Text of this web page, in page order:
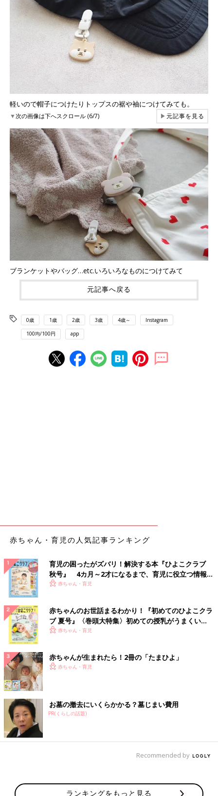
軽いので帽子につけたりトップスの裾や袖につけてみても。
▼次の画像は下へスクロール (6/7) ▶元記事を見る
ブランケットやバッグ…etc.いろいろなものにつけてみて
元記事へ戻る
0歳 1歳 2歳 3歳 4歳～ Instagram
100均/100円 app
赤ちゃん・育児の人気記事ランキング
育児の困ったがズバリ！解決する本『ひよこクラブ
秋号』 4カ月～2才になるまで、育児に役立つ情報が
いっぱい！
赤ちゃん・育児
赤ちゃんのお世話まるわかり！『初めてのひよこクラ
ブ 夏号』〈巻頭大特集〉初めての授乳がうまくい
く！ おっぱい・ミルクの基本と夏のトラブル 解決テ
赤ちゃん・育児
赤ちゃんが生まれたら！2冊の「たまひよ」
赤ちゃん・育児
お墓の撤去にいくらかかる？墓じまい費用
PR(くらしの話題)
Recommended by
ランキングをもっと見る